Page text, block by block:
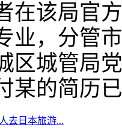
在该局官
业，分管
区城管局
某的简历
去日本旅游...